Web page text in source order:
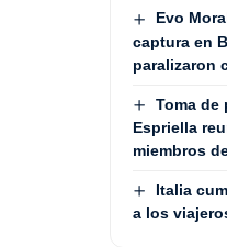
Evo
captura en
paralizaron
Toma de
Espriella
miembros
Italia
a los